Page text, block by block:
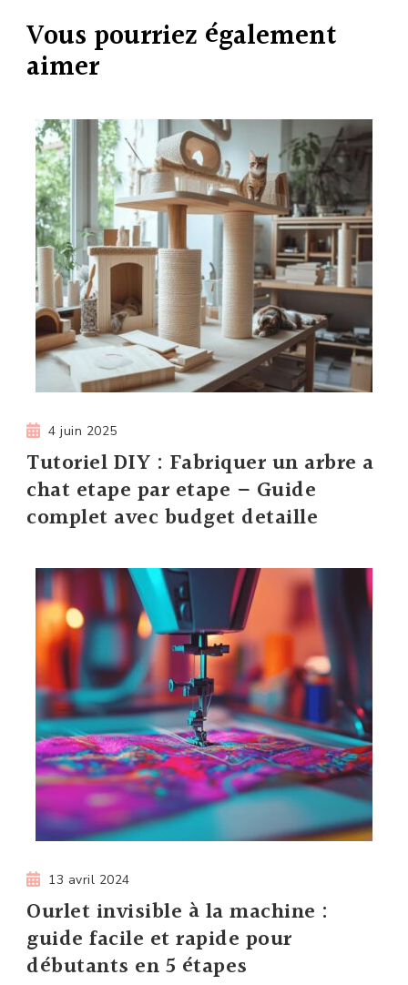
Vous pourriez également
aimer
4 juin 2025
Tutoriel DIY : Fabriquer un arbre a
chat etape par etape – Guide
complet avec budget detaille
13 avril 2024
Ourlet invisible à la machine :
guide facile et rapide pour
débutants en 5 étapes